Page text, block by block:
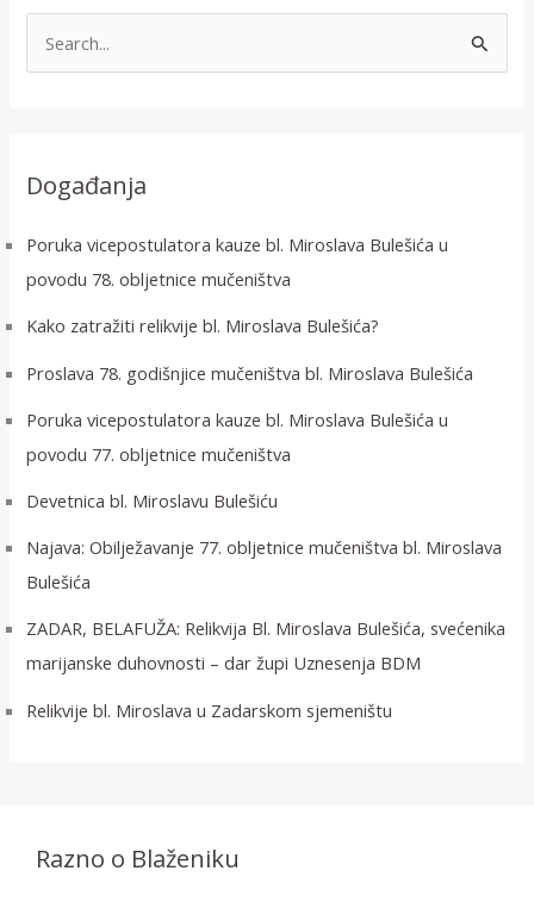
:Događanja
Poruka vicepostulatora kauze bl. Miroslava Bulešića u
povodu 78. obljetnice mučeništva
Kako zatražiti relikvije bl. Miroslava Bulešića?
Proslava 78. godišnjice mučeništva bl. Miroslava Bulešića
Poruka vicepostulatora kauze bl. Miroslava Bulešića u
povodu 77. obljetnice mučeništva
Devetnica bl. Miroslavu Bulešiću
Najava: Obilježavanje 77. obljetnice mučeništva bl. Miroslava
Bulešića
ZADAR, BELAFUŽA: Relikvija Bl. Miroslava Bulešića, svećenika
marijanske duhovnosti – dar župi Uznesenja BDM
Relikvije bl. Miroslava u Zadarskom sjemeništu
Razno o Blaženiku